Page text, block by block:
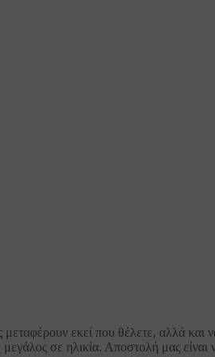
εκεί που θέλετε, αλλά και
σε ηλικία. Αποστολή μας είναι